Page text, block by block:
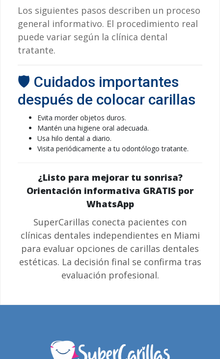
Los siguientes pasos describen un proceso
general informativo. El procedimiento real
puede variar según la clínica dental
tratante.
🛡️ Cuidados importantes
después de colocar carillas
Evita morder objetos duros.
Mantén una higiene oral adecuada.
Usa hilo dental a diario.
Visita periódicamente a tu odontólogo tratante.
¿Listo para mejorar tu sonrisa?
Orientación informativa GRATIS por
WhatsApp
SuperCarillas conecta pacientes con
clínicas dentales independientes en Miami
para evaluar opciones de carillas dentales
estéticas. La decisión final se confirma tras
evaluación profesional.